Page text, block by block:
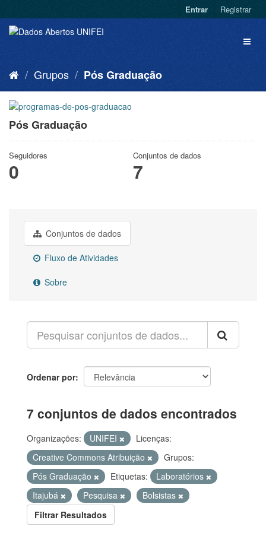
Entrar Registrar
Grupos Pós Graduação
Pós Graduação
Seguidores
0
Conjuntos de dados
7
Conjuntos de dados
Fluxo de Atividades
Sobre
Ordenar por
7 conjuntos de dados encontrados
Organizações: UNIFEI
Licenças:
Creative Commons Atribuição
Grupos:
Pós Graduação
Etiquetas:
Laboratórios
Itajubá
Pesquisa
Bolsistas
Filtrar Resultados